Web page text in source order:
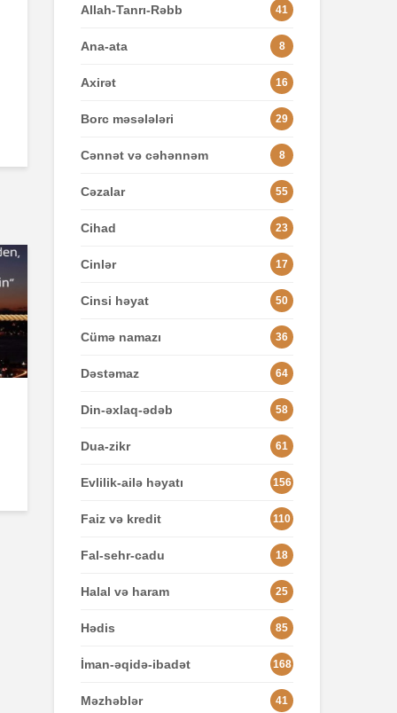
Allah-Tanrı-Rəbb 41
Ana-ata 8
Axirət 16
Borc məsələləri 29
Cənnət və cəhənnəm 8
Cəzalar 55
Cihad 23
Cinlər 17
Cinsi həyat 50
Cümə namazı 36
Dəstəmaz 64
Din-əxlaq-ədəb 58
Dua-zikr 61
Evlilik-ailə həyatı 156
Faiz və kredit 110
Fal-sehr-cadu 18
Halal və haram 25
Hədis 85
İman-əqidə-ibadət 168
Məzhəblər 41